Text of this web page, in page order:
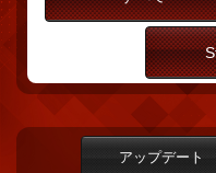
アップデート